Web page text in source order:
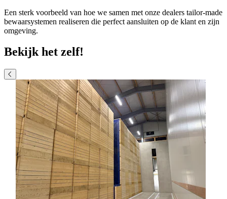
Een sterk voorbeeld van hoe we samen met onze dealers tailor‑made
bewaarsystemen realiseren die perfect aansluiten op de klant en zijn
omgeving.
Bekijk het zelf!